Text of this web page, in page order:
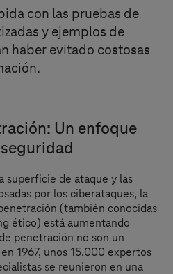
con las pruebas de
y ejemplos de
haber evitado costosas
Un enfoque
superficie de ataque y las
por los ciberataques, la
(también conocidas
ético) está aumentando
penetración no son un
1967, unos 15.000 expertos
se reunieron en una